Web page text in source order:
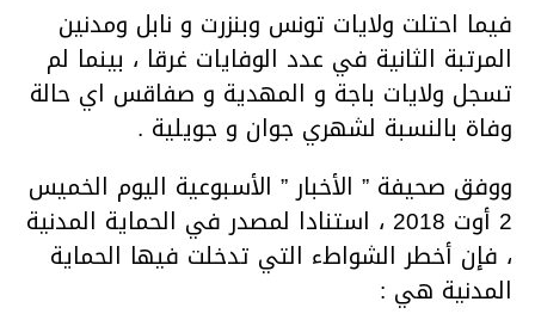
فيما احتلت ولايات تونس وبنزرت و نابل ومدنين
المرتبة الثانية في عدد الوفايات غرقا ، بينما لم
تسجل ولايات باجة و المهدية و صفاقس اي حالة
وفاة بالنسبة لشهري جوان و جويلية .
ووفق صحيفة ” الأخبار ” الأسبوعية اليوم الخميس
2 أوت 2018 ، استنادا لمصدر في الحماية المدنية
، فإن أخطر الشواطء التي تدخلت فيها الحماية
المدنية هي :